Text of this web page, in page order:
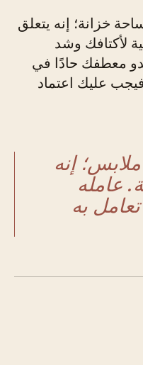
خزانة؛ إنه يتعلق
لأكتافك وشد
معطفك حادًا في
عليك اعتماد
إنه
عامله
به